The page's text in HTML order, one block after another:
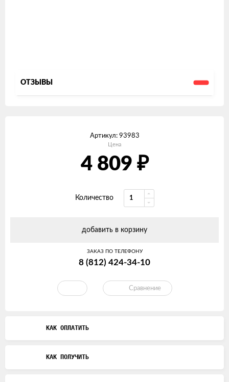
ОТЗЫВЫ
Артикул: 93983
Цена
4 809 ₽
Количество
добавить в корзину
ЗАКАЗ ПО ТЕЛЕФОНУ
8 (812) 424-34-10
Сравнение
КАК ОПЛАТИТЬ
КАК ПОЛУЧИТЬ